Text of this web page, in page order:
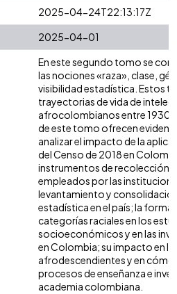
2025-04-24T22:13:17Z
2025-04-01
En este segundo tomo se
las nociones «raza», clase,
visibilidad estadística. Estos
trayectorias de vida de
afrocolombianos entre 1930
de este tomo ofrecen
analizar el impacto de la
del Censo de 2018 en
instrumentos de recolección
empleados por las
levantamiento y
estadística en el país; la forma
categorías raciales en los
socioeconómicos y en las
en Colombia; su impacto en
afrodescendientes y en cómo
procesos de enseñanza e
academia colombiana.